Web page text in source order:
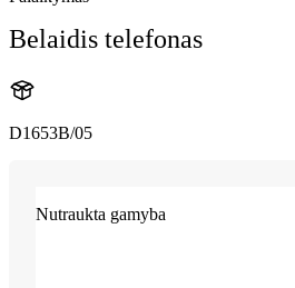
Belaidis telefonas
D1653B/05
Nutraukta gamyba